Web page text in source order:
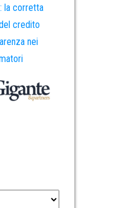
la corretta
credito
nei